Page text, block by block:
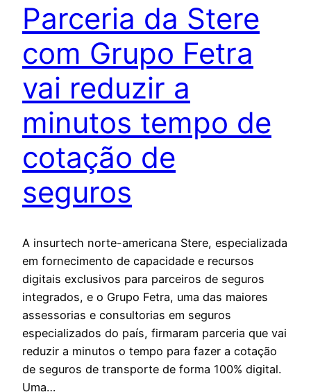
Parceria da Stere
com Grupo Fetra
vai reduzir a
minutos tempo de
cotação de
seguros
A insurtech norte-americana Stere, especializada
em fornecimento de capacidade e recursos
digitais exclusivos para parceiros de seguros
integrados, e o Grupo Fetra, uma das maiores
assessorias e consultorias em seguros
especializados do país, firmaram parceria que vai
reduzir a minutos o tempo para fazer a cotação
de seguros de transporte de forma 100% digital.
Uma…